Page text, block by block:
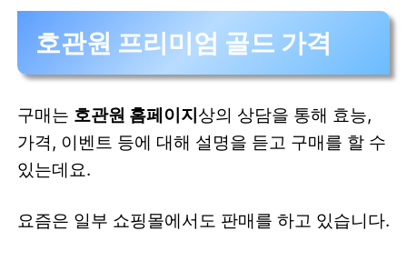
호관원 프리미엄 골드 가격
구매는 호관원 홈페이지상의 상담을 통해 효능,
가격, 이벤트 등에 대해 설명을 듣고 구매를 할 수
있는데요.
요즘은 일부 쇼핑몰에서도 판매를 하고 있습니다.